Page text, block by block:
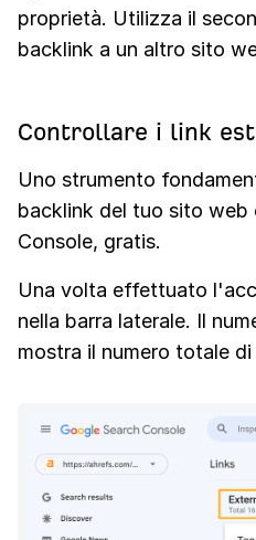
proprietà. Utilizza il
backlink a un altro sito
Controllare i link
Uno strumento
backlink del tuo sito web
Console, gratis.
Una volta effettuato
nella barra laterale. Il
mostra il numero totale